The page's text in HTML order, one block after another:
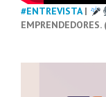
#ENTREVISTA|